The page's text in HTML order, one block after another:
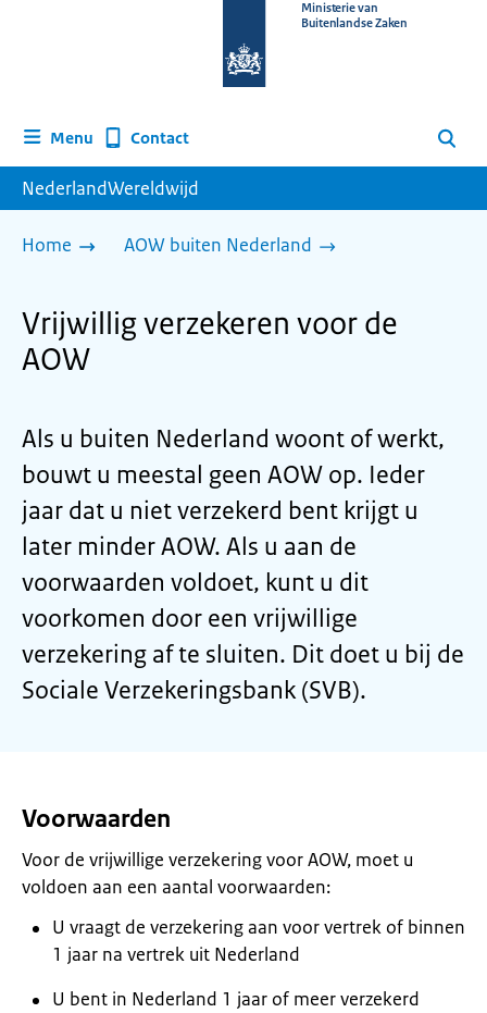
homepage
Ministerie van
Buitenlandse Zaken
Menu Contact Zoeken
NederlandWereldwijd
Home AOW buiten Nederland
Vrijwillig verzekeren voor de
AOW
Als u buiten Nederland woont of werkt,
bouwt u meestal geen AOW op. Ieder
jaar dat u niet verzekerd bent krijgt u
later minder AOW. Als u aan de
voorwaarden voldoet, kunt u dit
voorkomen door een vrijwillige
verzekering af te sluiten. Dit doet u bij de
Sociale Verzekeringsbank (SVB).
Voorwaarden
Voor de vrijwillige verzekering voor AOW, moet u
voldoen aan een aantal voorwaarden:
U vraagt de verzekering aan voor vertrek of binnen
1 jaar na vertrek uit Nederland
U bent in Nederland 1 jaar of meer verzekerd